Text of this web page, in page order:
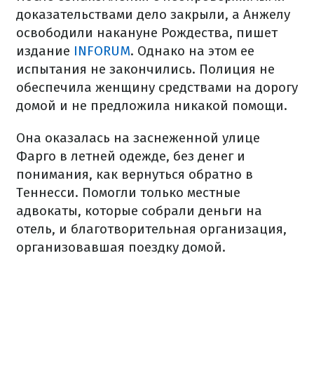
доказательствами дело закрыли, а Анжелу
освободили накануне Рождества, пишет
издание INFORUM. Однако на этом ее
испытания не закончились. Полиция не
обеспечила женщину средствами на дорогу
домой и не предложила никакой помощи.
Она оказалась на заснеженной улице
Фарго в летней одежде, без денег и
понимания, как вернуться обратно в
Теннесси. Помогли только местные
адвокаты, которые собрали деньги на
отель, и благотворительная организация,
организовавшая поездку домой.